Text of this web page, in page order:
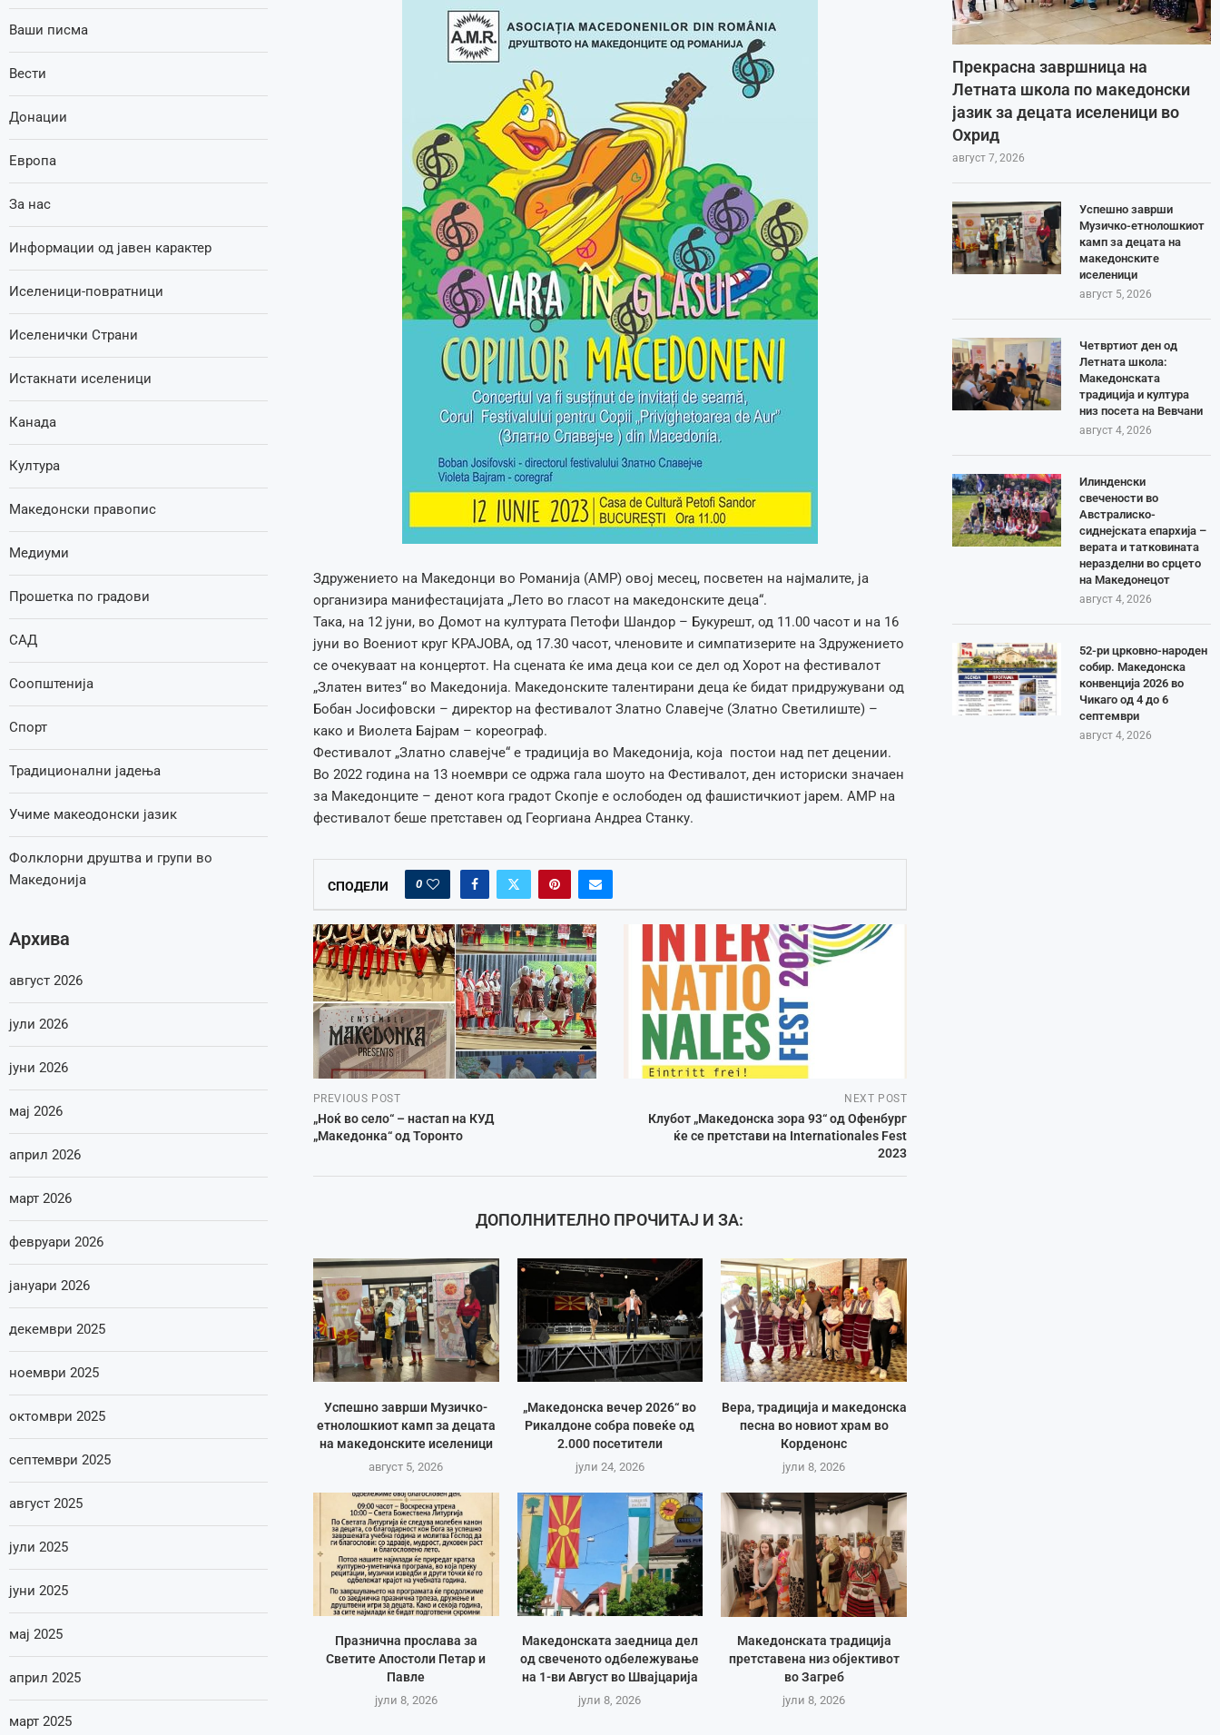
Здружението на Македонци во Романија (АМР) овој месец, посветен на најмалите, ја
организира манифестацијата „Лето во гласот на македонските деца“.
Така, на 12 јуни, во Домот на културата Петофи Шандор – Букурешт, од 11.00 часот и на 16
јуни во Воениот круг КРАЈОВА, од 17.30 часот, членовите и симпатизерите на Здружението
се очекуваат на концертот. На сцената ќе има деца кои се дел од Хорот на фестивалот
„Златен витез“ во Македонија. Македонските талентирани деца ќе бидат придружувани од
Бобан Јосифовски – директор на фестивалот Златно Славејче (Златно Светилиште) –
како и Виолета Бајрам – кореограф.
Фестивалот „Златно славејче“ е традиција во Македонија, која постои над пет децении.
Во 2022 година на 13 ноември се одржа гала шоуто на Фестивалот, ден историски значаен
за Македонците – денот кога градот Скопје е ослободен од фашистичкиот јарем. АМР на
фестивалот беше претставен од Георгиана Андреа Станку.
СПОДЕЛИ 0
PREVIOUS POST
„Ноќ во село“ – настап на КУД
„Македонка“ од Торонто
NEXT POST
Клубот „Македонска зора 93“ од Офенбург
ќе се претстави на Internationales Fest
2023
ДОПОЛНИТЕЛНО ПРОЧИТАЈ И ЗА:
Успешно заврши Музичко-
етнолошкиот камп за децата
на македонските иселеници
август 5, 2026
„Македонска вечер 2026“ во
Рикалдоне собра повеќе од
2.000 посетители
јули 24, 2026
Вера, традиција и македонска
песна во новиот храм во
Корденонс
јули 8, 2026
Празнична прослава за
Светите Апостоли Петар и
Павле
јули 8, 2026
Македонската заедница дел
од свеченото одбележување
на 1-ви Август во Швајцарија
јули 8, 2026
Македонската традиција
претставена низ објективот
во Загреб
јули 8, 2026
Прекрасна завршница на
Летната школа по македонски
јазик за децата иселеници во
Охрид
август 7, 2026
Успешно заврши
Музичко-етнолошкиот
камп за децата на
македонските
иселеници
август 5, 2026
Четвртиот ден од
Летната школа:
Македонската
традиција и култура
низ посета на Вевчани
август 4, 2026
Илинденски
свечености во
Австралиско-
сиднејската епархија –
верата и татковината
неразделни во срцето
на Македонецот
август 4, 2026
52-ри црковно-народен
собир. Македонска
конвенција 2026 во
Чикаго од 4 до 6
септември
август 4, 2026
Ваши писма
Вести
Донации
Европа
За нас
Информации од јавен карактер
Иселеници-повратници
Иселенички Страни
Истакнати иселеници
Канада
Култура
Македонски правопис
Медиуми
Прошетка по градови
САД
Соопштенија
Спорт
Традиционални јадења
Учиме макеодонски јазик
Фолклорни друштва и групи во
Македонија
Архива
август 2026
јули 2026
јуни 2026
мај 2026
април 2026
март 2026
февруари 2026
јануари 2026
декември 2025
ноември 2025
октомври 2025
септември 2025
август 2025
јули 2025
јуни 2025
мај 2025
април 2025
март 2025